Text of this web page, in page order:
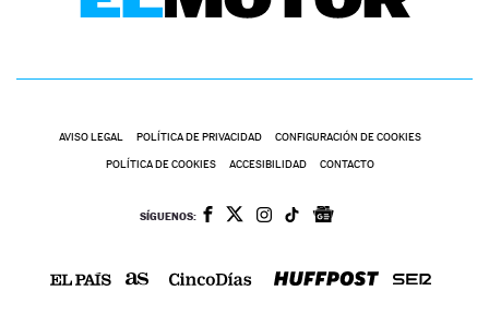
AVISO LEGAL POLÍTICA DE PRIVACIDAD CONFIGURACIÓN DE COOKIES
POLÍTICA DE COOKIES ACCESIBILIDAD CONTACTO
SÍGUENOS: